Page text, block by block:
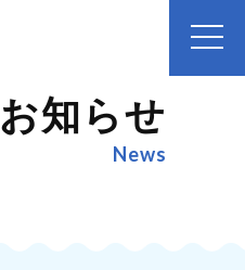
お知らせ
News